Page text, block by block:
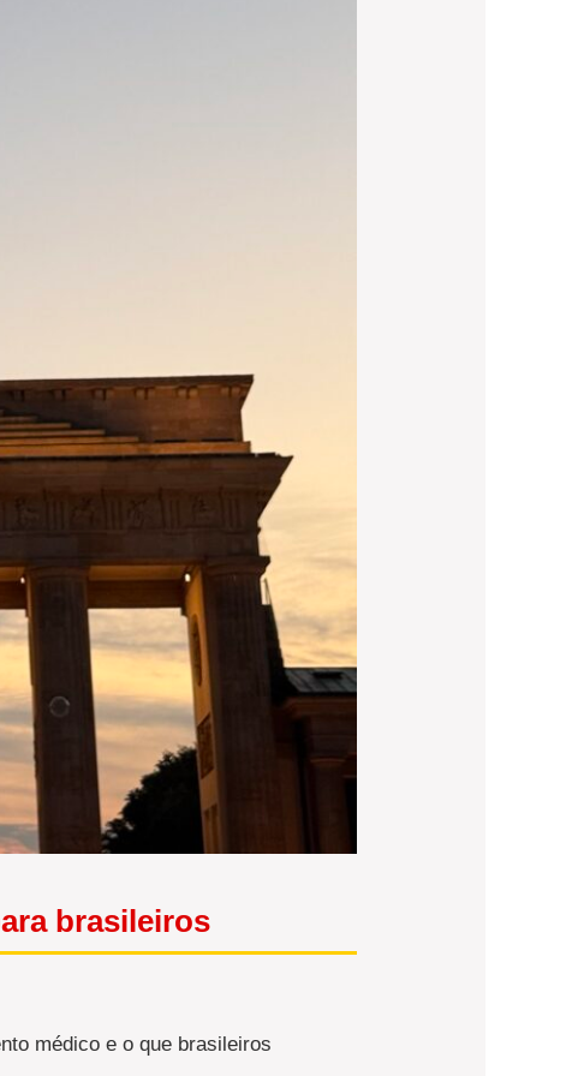
brasileiros
médico e o que brasileiros